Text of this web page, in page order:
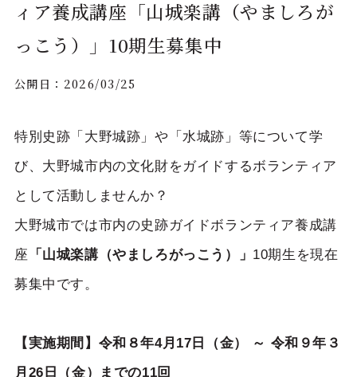
ィア養成講座「山城楽講（やましろが
っこう）」10期生募集中
公開日： 2026/03/25
特別史跡「大野城跡」や「水城跡」等について学
び、大野城市内の文化財をガイドするボランティア
として活動しませんか？
大野城市では市内の史跡ガイドボランティア養成講
座 「山城楽講（やましろがっこう）」 10期生を現在
募集中です。
【実施期間】令和８年4月17日（金） ～ 令和９年３
月26日（金）までの11回